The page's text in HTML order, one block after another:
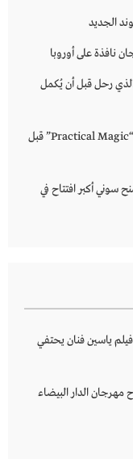
الجديد
رحل قبل أن يُكمل
ساندرا بولوك ونيكول كيدمان تفاجئان جمهور “Practical Magic” قبل
سوني أكبر افتتاح في
فيلم ياسين فنان يحتفي
مهرجان الدار البيضاء